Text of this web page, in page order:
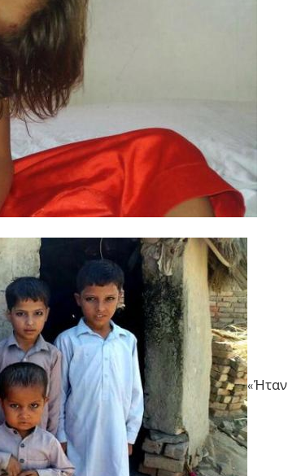
«Ήταν